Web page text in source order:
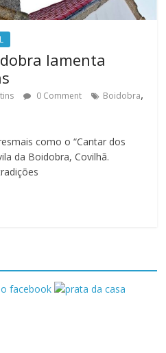
lamenta
0 Comment Boidobra,
como o “Cantar dos
da Boidobra, Covilhã.